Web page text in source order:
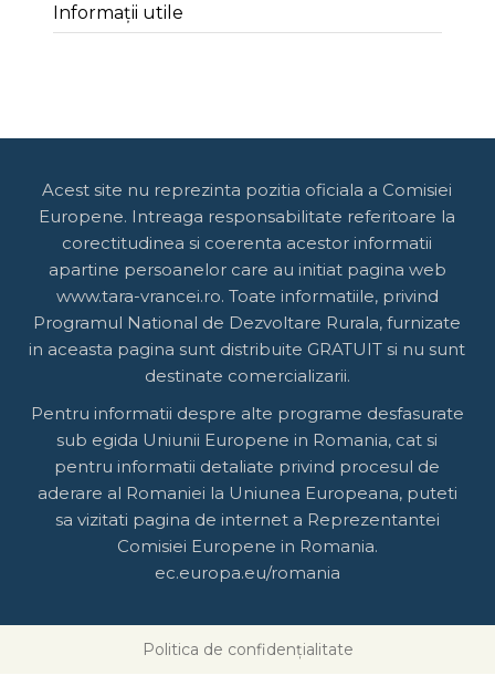
Informații utile
Acest site nu reprezinta pozitia oficiala a Comisiei
Europene. Intreaga responsabilitate referitoare la
corectitudinea si coerenta acestor informatii
apartine persoanelor care au initiat pagina web
www.tara-vrancei.ro. Toate informatiile, privind
Programul National de Dezvoltare Rurala, furnizate
in aceasta pagina sunt distribuite GRATUIT si nu sunt
destinate comercializarii.
Pentru informatii despre alte programe desfasurate
sub egida Uniunii Europene in Romania, cat si
pentru informatii detaliate privind procesul de
aderare al Romaniei la Uniunea Europeana, puteti
sa vizitati pagina de internet a Reprezentantei
Comisiei Europene in Romania.
ec.europa.eu/romania
Politica de confidențialitate